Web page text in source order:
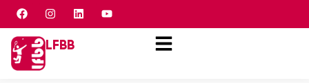
Panneau de gestion des cookies
LFBB